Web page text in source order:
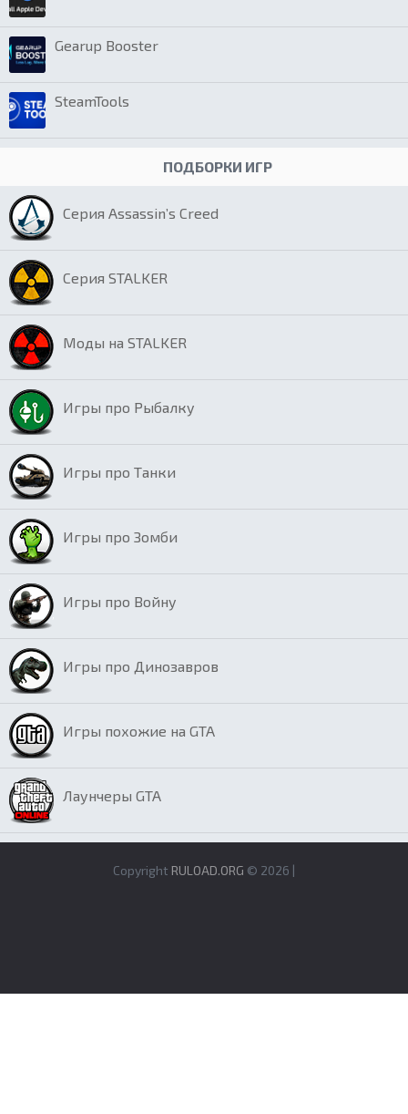
Gearup Booster
SteamTools
ПОДБОРКИ ИГР
Серия Assassin’s Creed
Серия STALKER
Моды на STALKER
Игры про Рыбалку
Игры про Танки
Игры про Зомби
Игры про Войну
Игры про Динозавров
Игры похожие на GTA
Лаунчеры GTA
Copyright RULOAD.ORG © 2026 |